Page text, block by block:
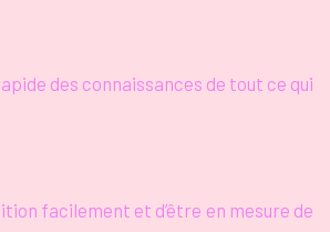
des connaissances de tout ce qui
facilement et d’être en mesure de